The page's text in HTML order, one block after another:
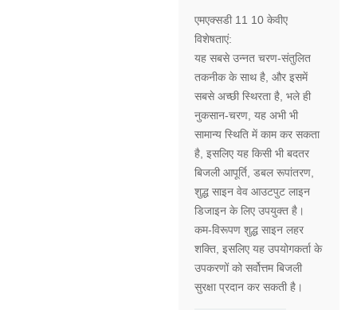
एमएक्सडी 11 10 केवीए
विशेषताएं:
यह सबसे उन्नत चरण-संतुलित
तकनीक के साथ है, और इसमें
सबसे अच्छी स्थिरता है, भले ही
नुकसान-चरण, यह अभी भी
सामान्य स्थिति में काम कर सकता
है, इसलिए यह किसी भी बदतर
बिजली आपूर्ति, डबल रूपांतरण,
शुद्ध साइन वेव आउटपुट लाइन
डिजाइन के लिए उपयुक्त है।
कम-विरूपण शुद्ध साइन लहर
शक्ति, इसलिए यह उपयोगकर्ता के
उपकरणों को सर्वोत्तम बिजली
सुरक्षा प्रदान कर सकती है।